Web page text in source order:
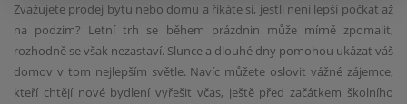
Zvažujete prodej bytu nebo domu a říkáte si, jestli není lepší počkat až
na podzim? Letní trh se během prázdnin může mírně zpomalit,
rozhodně se však nezastaví. Slunce a dlouhé dny pomohou ukázat váš
domov v tom nejlepším světle. Navíc můžete oslovit vážné zájemce,
kteří chtějí nové bydlení vyřešit včas, ještě před začátkem školního